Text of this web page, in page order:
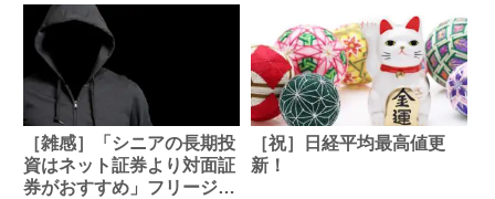
［雑感］「シニアの長期投
資はネット証券より対面証
券がおすすめ」フリージャ
［祝］日経平均最高値更
新！